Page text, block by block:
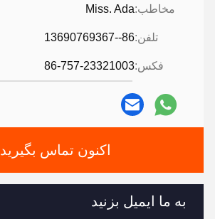
مخاطب:Miss. Ada
تلفن:86--13690769367
فکس:86-757-23321003
اکنون تماس بگیرید
به ما ایمیل بزنید